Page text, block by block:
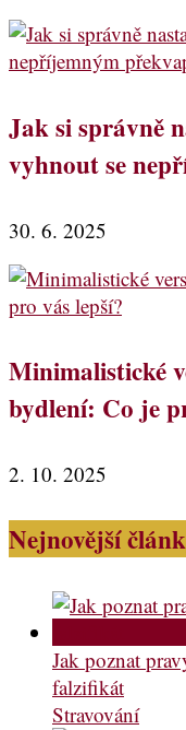
Jak si správně
vyhnout se
30. 6. 2025
Minimalistické
bydlení: Co je
2. 10. 2025
Nejnovější
Jak poznat
falzifikát
Stravování